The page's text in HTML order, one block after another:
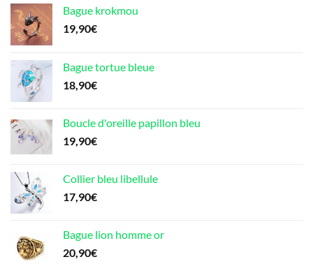
Bague krokmou
19,90€
Bague tortue bleue
18,90€
Boucle d'oreille papillon bleu
19,90€
Collier bleu libellule
17,90€
Bague lion homme or
20,90€